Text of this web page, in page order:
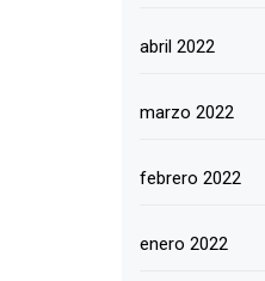
abril 2022
marzo 2022
febrero 2022
enero 2022